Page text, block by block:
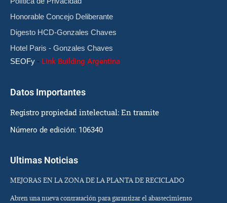
Honorable Concejo Deliberante
Digesto HCD-Gonzales Chaves
Hotel Paris - Gonzales Chaves
SEOFy - Link Building Argentina
Datos Importantes
Registro propiedad intelectual: En tramite
Número de edición: 106340
Ultimas Noticias
MEJORAS EN LA ZONA DE LA PLANTA DE RECICLADO
Abren una nueva contratación para garantizar el abastecimiento